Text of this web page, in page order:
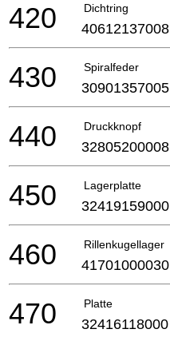
Dichtring
420 40612137008
Spiralfeder
430 30901357005
Druckknopf
440 32805200008
Lagerplatte
450 32419159000
Rillenkugellager
460 41701000030
Platte
470 32416118000